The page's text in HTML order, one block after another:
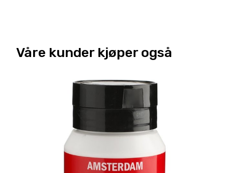
Våre kunder kjøper også